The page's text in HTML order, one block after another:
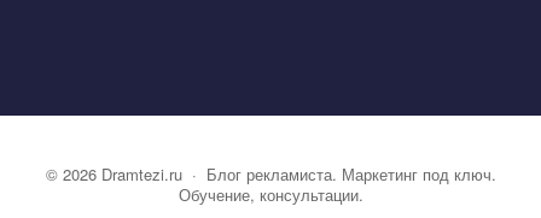
© 2026 Dramtezi.ru· Блог рекламиста. Маркетинг под ключ.
Обучение, консультации.